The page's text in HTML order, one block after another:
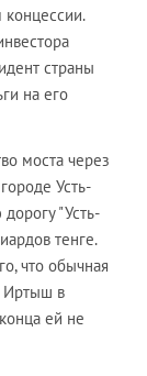
страны
на его
моста через
Усть-
"Усть-
тенге.
что обычная
Иртыш в
ей не